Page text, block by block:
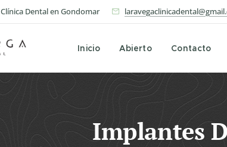
Clínica Dental en Gondomar
Inicio Abierto Contacto
Implantes